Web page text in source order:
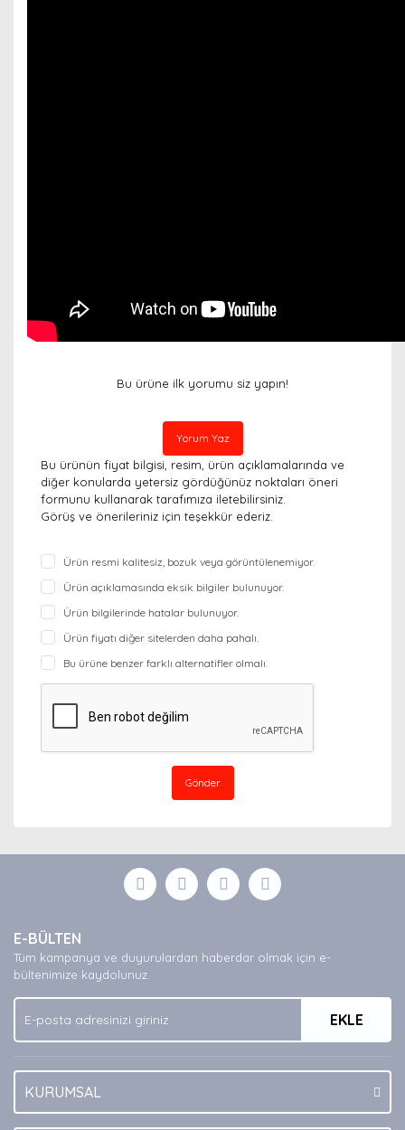
Bu ürüne ilk yorumu siz yapın!
Yorum Yaz
Bu ürünün fiyat bilgisi, resim, ürün açıklamalarında ve
diğer konularda yetersiz gördüğünüz noktaları öneri
formunu kullanarak tarafımıza iletebilirsiniz.
Görüş ve önerileriniz için teşekkür ederiz.
Ürün resmi kalitesiz, bozuk veya görüntülenemiyor.
Ürün açıklamasında eksik bilgiler bulunuyor.
Ürün bilgilerinde hatalar bulunuyor.
Ürün fiyatı diğer sitelerden daha pahalı.
Bu ürüne benzer farklı alternatifler olmalı.
Gönder
E-BÜLTEN
Tüm kampanya ve duyurulardan haberdar olmak için e-
bültenimize kaydolunuz.
EKLE
KURUMSAL